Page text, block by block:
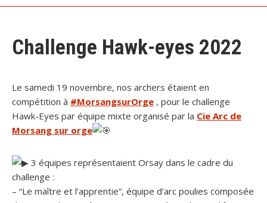
Challenge Hawk-eyes 2022
Le samedi 19 novembre, nos archers étaient en
compétition à #MorsangsurOrge , pour le challenge
Hawk-Eyes par équipe mixte organisé par la Cie Arc de
Morsang sur orge
3 équipes représentaient Orsay dans le cadre du
challenge :
– “Le maître et l’apprentie”, équipe d’arc poulies composée